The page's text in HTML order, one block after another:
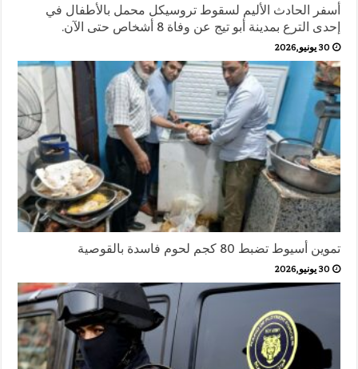
أسفر الحادث الأليم لسقوط تروسيكل محمل بالأطفال في
إحدى الترع بمدينة أبو تيج عن وفاة 8 أشخاص حتى الآن.
30 يونيو,2026
تموين أسيوط تضبط 80 كجم لحوم فاسدة بالقوصية
30 يونيو,2026